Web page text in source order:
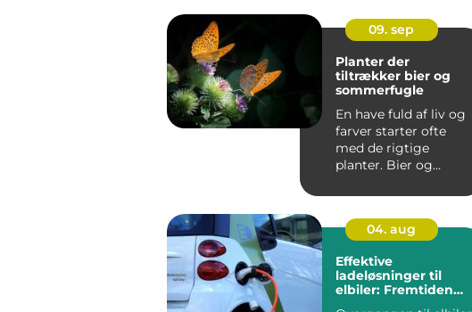
09. sep
Planter der
tiltrækker bier og
sommerfugle
En have fuld af liv og
farver starter ofte
med de rigtige
planter. Bier og
en vi...
04. aug
Effektive
ladeløsninger til
elbiler: Fremtiden